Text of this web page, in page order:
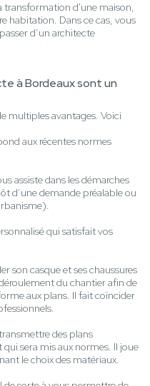
transformation d'une maison,
habitation. Dans ce cas, vous
d’un architecte
à Bordeaux sont un
multiples avantages. Voici
aux récentes normes
assiste dans les démarches
d’une demande préalable ou
qui satisfait vos
son casque et ses chaussures
du chantier afin de
aux plans. Il fait coïncider
des plans
sera mis aux normes. Il joue
le choix des matériaux.